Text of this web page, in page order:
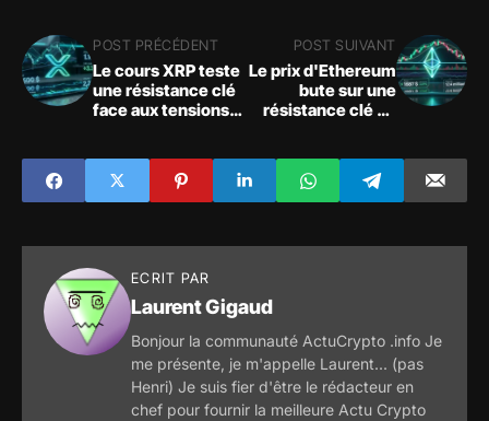
POST PRÉCÉDENT
Le cours XRP teste
une résistance clé
face aux tensions
POST SUIVANT
Le prix d'Ethereum
bute sur une
résistance clé en
ECRIT PAR
Laurent Gigaud
Bonjour la communauté ActuCrypto .info Je
me présente, je m'appelle Laurent... (pas
Henri) Je suis fier d'être le rédacteur en
chef pour fournir la meilleure Actu Crypto